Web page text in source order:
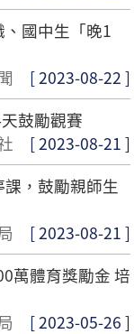
國中生「晚1
[ 2023-08-22 ]
鼓勵觀賽
[ 2023-08-21 ]
，鼓勵親師生
[ 2023-08-21 ]
萬體育獎勵金 培
[ 2023-05-26 ]